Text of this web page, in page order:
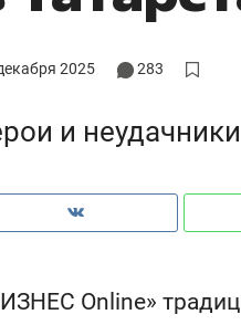
2025 283
и
Online»
рынки, почему